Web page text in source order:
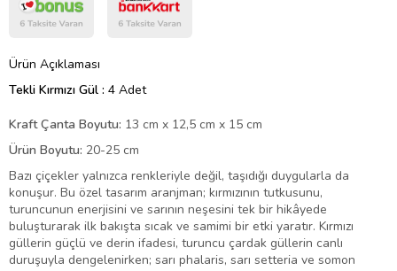
Ürün Açıklaması
Tekli Kırmızı Gül : 4 Adet
Kraft Çanta Boyutu: 13 cm x 12,5 cm x 15 cm
Ürün Boyutu: 20-25 cm
Bazı çiçekler yalnızca renkleriyle değil, taşıdığı duygularla da
konuşur. Bu özel tasarım aranjman; kırmızının tutkusunu,
turuncunun enerjisini ve sarının neşesini tek bir hikâyede
buluşturarak ilk bakışta sıcak ve samimi bir etki yaratır. Kırmızı
güllerin güçlü ve derin ifadesi, turuncu çardak güllerin canlı
duruşuyla dengelenirken; sarı phalaris, sarı setteria ve somon